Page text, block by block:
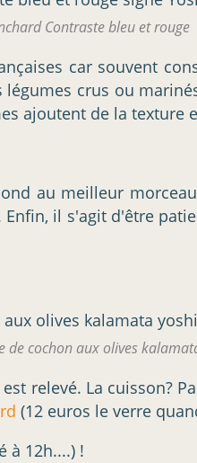
Contraste bleu et rouge
car souvent
crus ou
ajoutent de la texture
au meilleur
il s'agit d'être
de cochon aux olives
relevé. La cuisson?
(12 euros le verre
à 12h....) !